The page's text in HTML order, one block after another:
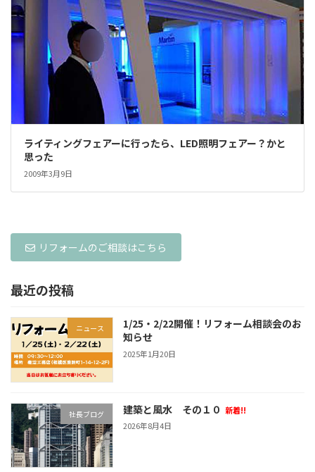
ライティングフェアーに行ったら、LED照明フェアー？かと
思った
2009年3月9日
リフォームのご相談はこちら
最近の投稿
ニュース
1/25・2/22開催！リフォーム相談会のお
知らせ
2025年1月20日
社長ブログ 建築と風水 その１０ 新着!!
2026年8月4日